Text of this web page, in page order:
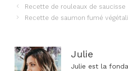
Navigation
des
Recette de rouleaux de saucisse
Recette de saumon fumé
Julie
Julie est la